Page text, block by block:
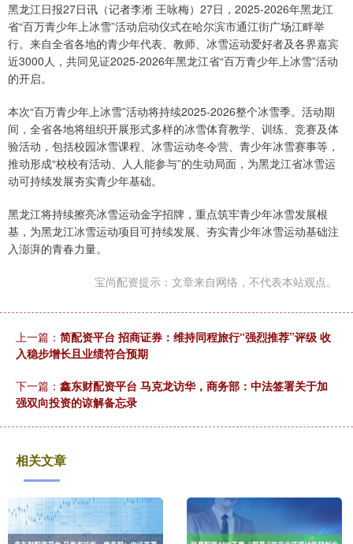
黑龙江日报27日讯（记者李淅 王咏梅）27日，2025-2026年黑龙江
省“百万青少年上冰雪”活动启动仪式在哈尔滨市通江街广场江畔举
行。来自全省各地的青少年代表、教师、冰雪运动爱好者及各界嘉宾
近3000人，共同见证2025-2026年黑龙江省“百万青少年上冰雪”活动
的开启。
本次“百万青少年上冰雪”活动将持续2025-2026整个冰雪季。活动期
间，全省各地将组织开展形式多样的冰雪体育教学、训练、竞赛及体
验活动，包括校园冰雪课程、冰雪运动冬令营、青少年冰雪赛事等，
推动形成“校校有活动、人人能参与”的生动局面，为黑龙江省冰雪运
动可持续发展夯实青少年基础。
黑龙江将持续擦亮冰雪运动金字招牌，重点筑牢青少年冰雪发展根
基，为黑龙江冰雪运动项目可持续发展、夯实青少年冰雪运动基础注
入澎湃的青春力量。
宝尚配资提示：文章来自网络，不代表本站观点。
上一篇： 简配资平台 招商证券：维持同程旅行“强烈推荐”评级 收
入稳步增长且业绩符合预期
下一篇： 鑫东财配资平台 马克龙访华，商务部：中法签署关于加
强双向投资的谅解备忘录
相关文章